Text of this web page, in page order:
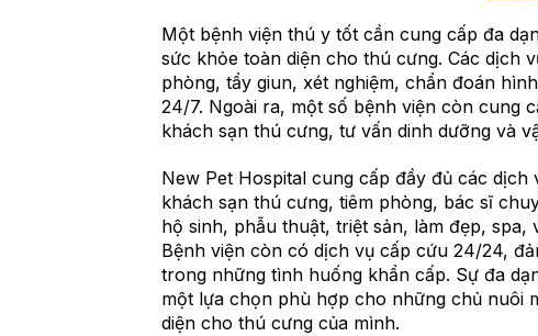
Một bệnh viện thú y tốt cần cung cấp đa
sức khỏe toàn diện cho thú cưng. Các dịch
phòng, tẩy giun, xét nghiệm, chẩn đoán
24/7. Ngoài ra, một số bệnh viện còn cung
khách sạn thú cưng, tư vấn dinh dưỡng và
New Pet Hospital cung cấp đầy đủ các
khách sạn thú cưng, tiêm phòng, bác sĩ
hộ sinh, phẫu thuật, triệt sản, làm đẹp,
Bệnh viện còn có dịch vụ cấp cứu 24/24,
trong những tình huống khẩn cấp. Sự đa
một lựa chọn phù hợp cho những chủ nuôi
diện cho thú cưng của mình.